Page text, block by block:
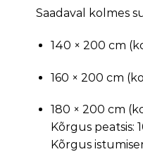
Saadaval kolmes
140 × 200 cm
160 × 200 cm
180 × 200 cm
Kõrgus peatsis:
Kõrgus